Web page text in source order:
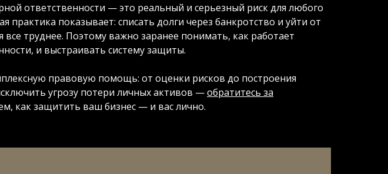
ответственности — это реальный и серьезный риск для любого
практика показывает: списать долги через банкротство и уйти от
все труднее. Поэтому важно заранее понимать, как работает
и выстраивать систему защиты.
правовую помощь: от оценки рисков до построения
угрозу потери личных активов —обратитесь за
как защитить ваш бизнес — и вас лично.